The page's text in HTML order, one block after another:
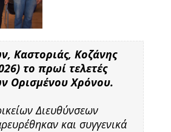
Καστοριάς, Κοζάνης
το πρωί τελετές
Ορισμένου Χρόνου.
Διευθύνσεων
και συγγενικά